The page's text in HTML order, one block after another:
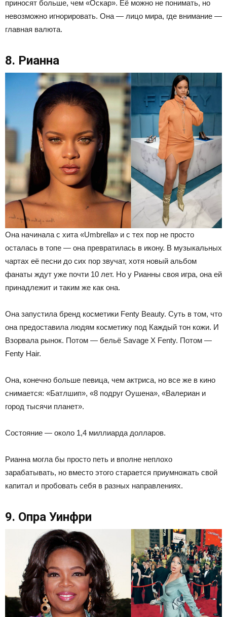
приносят больше, чем «Оскар». Её можно не понимать, но
невозможно игнорировать. Она — лицо мира, где внимание —
главная валюта.
8. Рианна​
Она начинала с хита «Umbrella» и с тех пор не просто
осталась в топе — она превратилась в икону. В музыкальных
чартах её песни до сих пор звучат, хотя новый альбом
фанаты ждут уже почти 10 лет. Но у Рианны своя игра, она ей
принадлежит и таким же как она.
Она запустила бренд косметики Fenty Beauty. Суть в том, что
она предоставила людям косметику под Каждый тон кожи. И
Взорвала рынок. Потом — бельё Savage X Fenty. Потом —
Fenty Hair.
Она, конечно больше певица, чем актриса, но все же в кино
снимается: «Батлшип», «8 подруг Оушена», «Валериан и
город тысячи планет».
Состояние — около 1,4 миллиарда долларов.
Рианна могла бы просто петь и вполне неплохо
зарабатывать, но вместо этого старается приумножать свой
капитал и пробовать себя в разных направлениях.
9. Опра Уинфри​